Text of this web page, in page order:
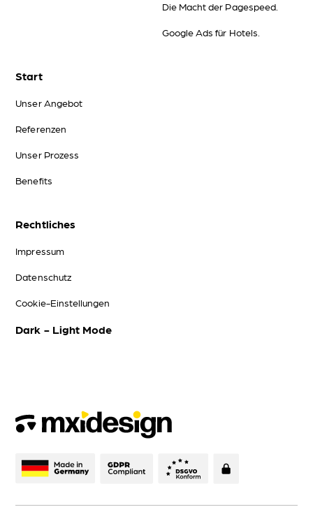
Start
Unser Angebot
Referenzen
Unser Prozess
Benefits
Die Macht der Pagespeed.
Google Ads für Hotels.
Rechtliches
Impressum
Datenschutz
Cookie-Einstellungen
Dark - Light Mode